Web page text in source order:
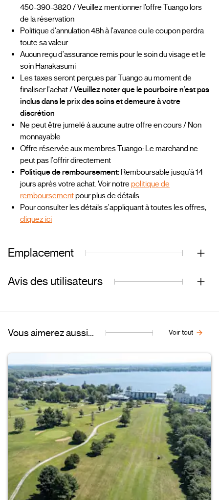
450-390-3820 / Veuillez mentionner l’offre Tuango lors
de la réservation
Politique d'annulation 48h à l'avance ou le coupon perdra
toute sa valeur
Aucun reçu d'assurance remis pour le soin du visage et le
soin Hanakasumi
Les taxes seront perçues par Tuango au moment de
finaliser l'achat /Veuillez noter que le pourboire n’est pas
inclus dans le prix des soins et demeure à votre
discrétion
Ne peut être jumelé à aucune autre offre en cours / Non
monnayable
Offre réservée aux membres Tuango: Le marchand ne
peut pas l'offrir directement
Politique de remboursement: Remboursable jusqu'à 14
jours après votre achat. Voir notre politique de
remboursementpour plus de détails
Pour consulter les détails s'appliquant à toutes les offres,
cliquez ici
Emplacement
Avis des utilisateurs
Vous aimerez aussi... Voir tout